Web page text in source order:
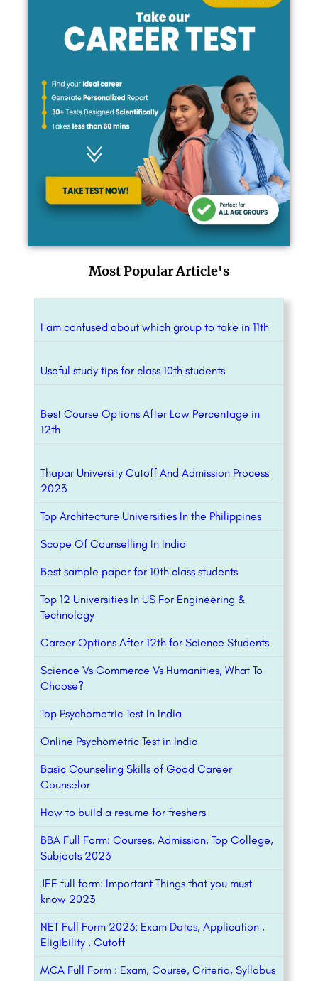
Most Popular Article's
I am confused about which group to take in 11th
Useful study tips for class 10th students
Best Course Options After Low Percentage in
12th
Thapar University Cutoff And Admission Process
2023
Top Architecture Universities In the Philippines
Scope Of Counselling In India
Best sample paper for 10th class students
Top 12 Universities In US For Engineering &
Technology
Career Options After 12th for Science Students
Science Vs Commerce Vs Humanities, What To
Choose?
Top Psychometric Test In India
Online Psychometric Test in India
Basic Counseling Skills of Good Career
Counselor
How to build a resume for freshers
BBA Full Form: Courses, Admission, Top College,
Subjects 2023
JEE full form: Important Things that you must
know 2023
NET Full Form 2023: Exam Dates, Application ,
Eligibility , Cutoff
MCA Full Form : Exam, Course, Criteria, Syllabus